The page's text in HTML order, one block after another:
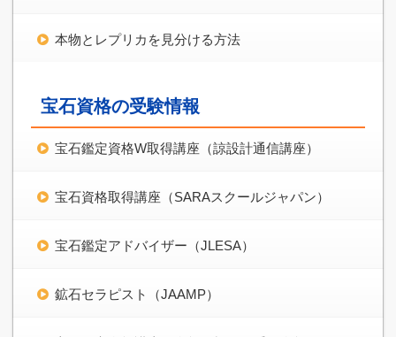
本物とレプリカを見分ける方法
宝石資格の受験情報
宝石鑑定資格W取得講座（諒設計通信講座）
宝石資格取得講座（SARAスクールジャパン）
宝石鑑定アドバイザー（JLESA）
鉱石セラピスト（JAAMP）